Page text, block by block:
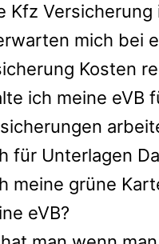
Kfz
mich bei
Kosten
ich meine eVB
für Unterlagen
meine grüne
eVB?